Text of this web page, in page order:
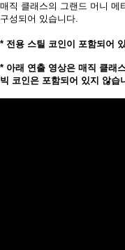
매직 클래스의 그랜드 머니 메
구성되어 있습니다.
* 전용 스틸 코인이 포함되어
* 아래 연출 영상은 매직 클래
빅 코인은 포함되어 있지 않습